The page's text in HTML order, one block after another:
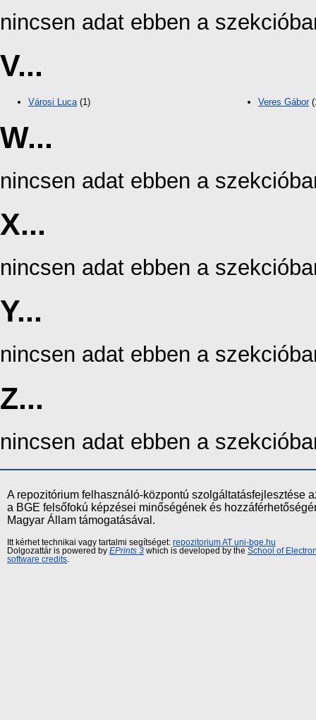
nincsen adat ebben a
V...
Városi Luca (1) Veres Gábor
W...
nincsen adat ebben a
X...
nincsen adat ebben a
Y...
nincsen adat ebben a
Z...
nincsen adat ebben a
A repozitórium felhasználó-központú szolgáltatásfejlesztése
a BGE felsőfokú képzései minőségének és
Magyar Állam támogatásával.
Itt kérhet technikai vagy tartalmi segítséget: repozitorium AT uni-bge.hu
Dolgozattár is powered by EPrints 3 which is developed by the School of
software credits